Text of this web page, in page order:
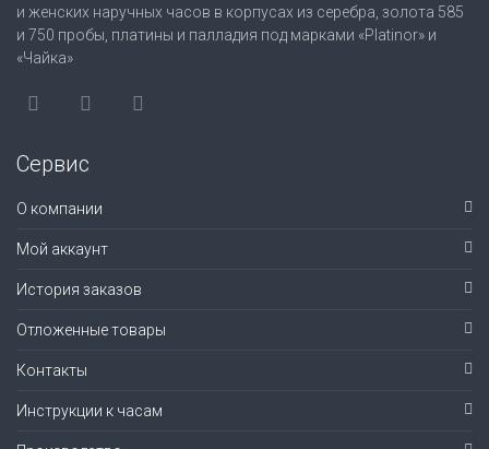
и женских наручных часов в корпусах из серебра, золота 585
и 750 пробы, платины и палладия под марками «Platinor» и
«Чайка»
Сервис
О компании
Мой аккаунт
История заказов
Отложенные товары
Контакты
Инструкции к часам